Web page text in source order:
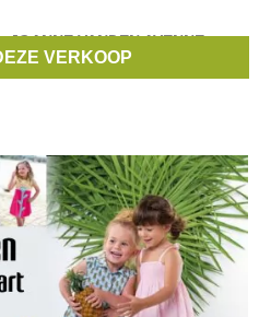
,JOANNE VANDEN AVENNE,
, ...VERKOOP